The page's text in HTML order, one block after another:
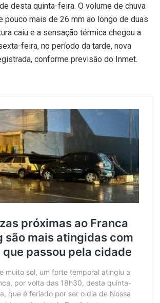
desta quinta-feira. O volume de chuva
pouco mais de 26 mm ao longo de duas
caiu e a sensação térmica chegou a
feira, no período da tarde, nova
conforme previsão do Inmet.